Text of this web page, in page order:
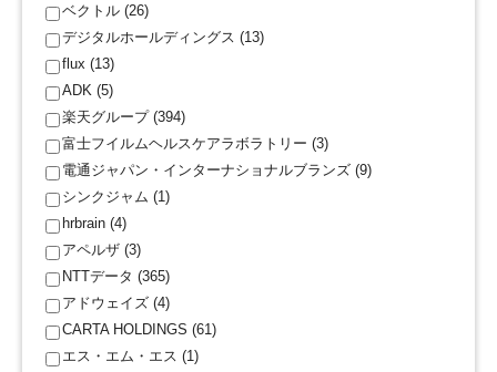
ベクトル (26)
デジタルホールディングス (13)
flux (13)
ADK (5)
楽天グループ (394)
富士フイルムヘルスケアラボラトリー (3)
電通ジャパン・インターナショナルブランズ (9)
シンクジャム (1)
hrbrain (4)
アペルザ (3)
NTTデータ (365)
アドウェイズ (4)
CARTA HOLDINGS (61)
エス・エム・エス (1)